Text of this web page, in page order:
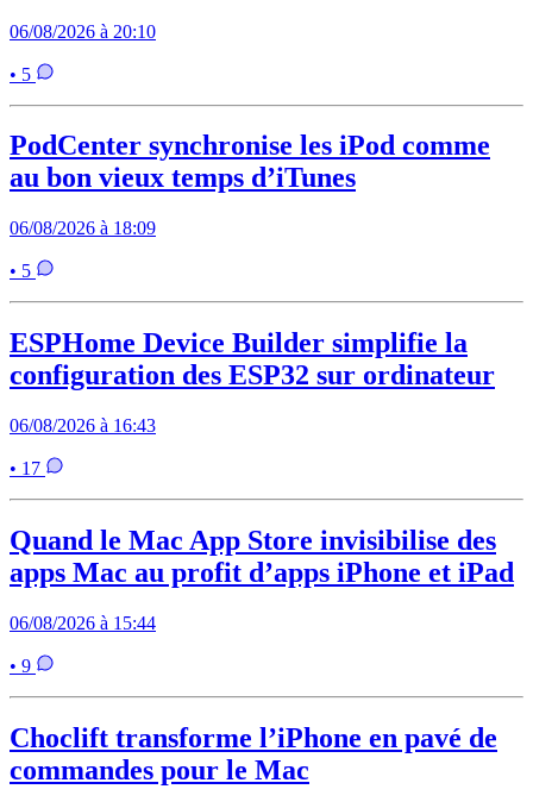
06/08/2026 à 20:10
• 5
PodCenter synchronise les iPod comme
au bon vieux temps d’iTunes
06/08/2026 à 18:09
• 5
ESPHome Device Builder simplifie la
configuration des ESP32 sur ordinateur
06/08/2026 à 16:43
• 17
Quand le Mac App Store invisibilise des
apps Mac au profit d’apps iPhone et iPad
06/08/2026 à 15:44
• 9
Choclift transforme l’iPhone en pavé de
commandes pour le Mac